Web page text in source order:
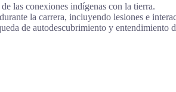
las conexiones indígenas con la tierra.
la carrera, incluyendo lesiones e
de autodescubrimiento y entendimiento